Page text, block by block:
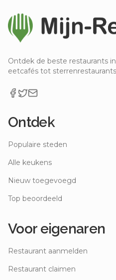
Ontdek de beste restaurants
eetcafés tot
Ontdek
Populaire steden
Alle keukens
Nieuw toegevoegd
Top beoordeeld
Voor eigenaren
Restaurant aanmelden
Restaurant claimen